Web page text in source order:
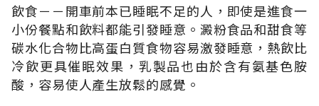
飲食－－開車前本已睡眠不足的人，即使是進食一
小份餐點和飲料都能引發睡意。澱粉食品和甜食等
碳水化合物比高蛋白質食物容易激發睡意，熱飲比
冷飲更具催眠效果，乳製品也由於含有氨基色胺
酸，容易使人產生放鬆的感覺。